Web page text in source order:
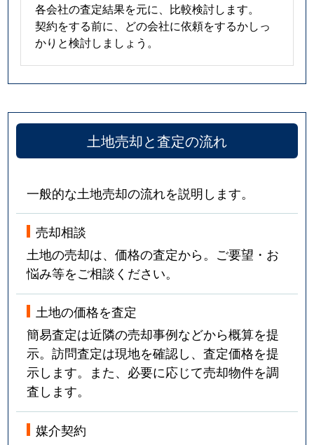
各会社の査定結果を元に、比較検討します。
契約をする前に、どの会社に依頼をするかしっ
かりと検討しましょう。
土地売却と査定の流れ
一般的な土地売却の流れを説明します。
売却相談
土地の売却は、価格の査定から。ご要望・お
悩み等をご相談ください。
土地の価格を査定
簡易査定は近隣の売却事例などから概算を提
示。訪問査定は現地を確認し、査定価格を提
示します。また、必要に応じて売却物件を調
査します。
媒介契約